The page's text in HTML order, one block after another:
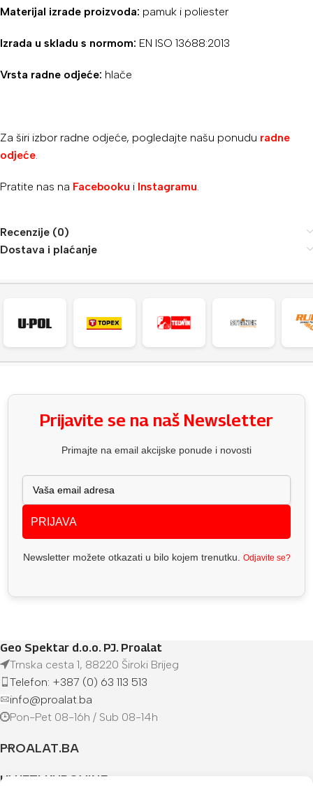
Materijal izrade proizvoda: pamuk i poliester
Izrada u skladu s normom: EN ISO 13688:2013
Vrsta radne odjeće: hlače
Za širi izbor radne odjeće, pogledajte našu ponudu radne
odjeće
Pratite nas na Facebooku i Instagramu
Recenzije (0)
Dostava i plaćanje
Prijavite se na naš Newsletter
Primajte na email akcijske ponude i novosti
PRIJAVA
Newsletter možete otkazati u bilo kojem trenutku. Odjavite se?
Geo Spektar d.o.o. PJ. Proalat
Trnska cesta 1, 88220 Široki Brijeg
Telefon: +387 (0) 63 113 513
info@proalat.ba
Pon-Pet 08-16h / Sub 08-14h
PROALAT.BA
UVJETI KUPOVINE